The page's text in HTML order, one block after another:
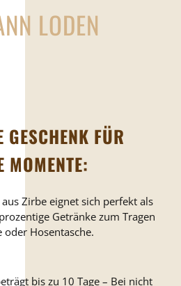
LODEN
FÜR
MOMENTE:
Zirbe eignet sich perfekt als
Getränke zum Tragen
Hosentasche.